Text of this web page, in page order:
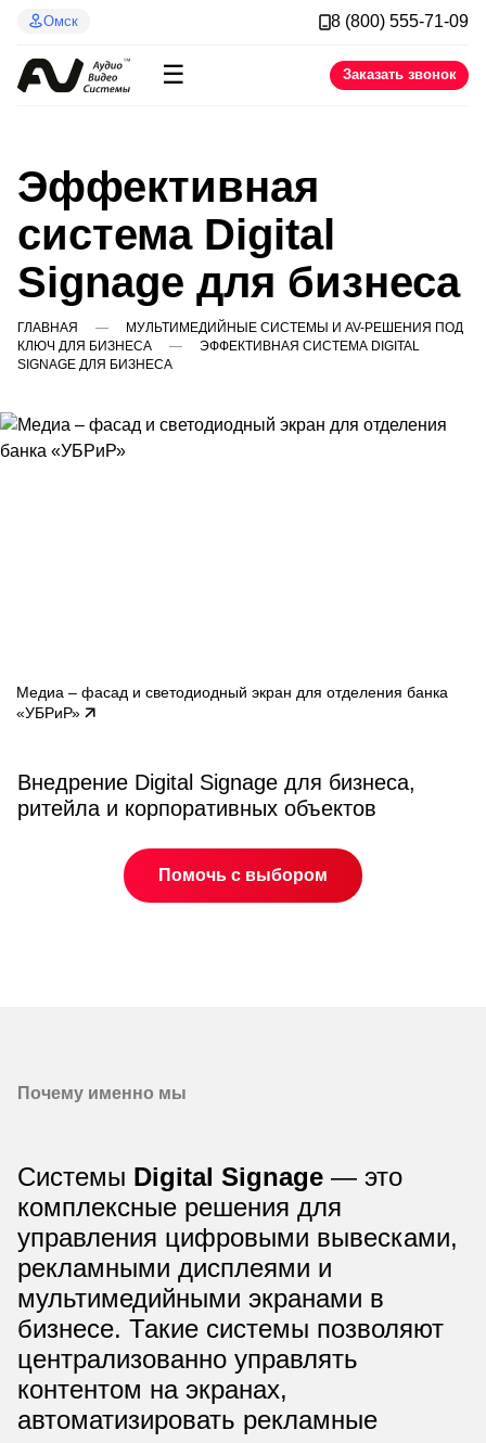
Омск 8 (800) 555-71-09
☰ Заказать звонок
Эффективная
система Digital
Signage для бизнеса
ГЛАВНАЯ
МУЛЬТИМЕДИЙНЫЕ СИСТЕМЫ И AV-РЕШЕНИЯ ПОД
КЛЮЧ ДЛЯ БИЗНЕСА
ЭФФЕКТИВНАЯ СИСТЕМА DIGITAL
SIGNAGE ДЛЯ БИЗНЕСА
Медиа – фасад и светодиодный экран для отделения банка
«УБРиР»
Внедрение Digital Signage для бизнеса,
ритейла и корпоративных объектов
Помочь с выбором
Почему именно мы
Системы Digital Signage — это
комплексные решения для
управления цифровыми вывесками,
рекламными дисплеями и
мультимедийными экранами в
бизнесе. Такие системы позволяют
централизованно управлять
контентом на экранах,
автоматизировать рекламные